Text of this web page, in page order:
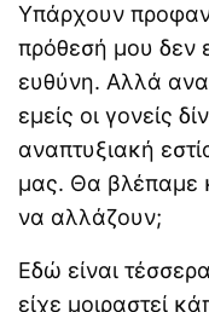
Υπάρχουν
πρόθεσή μου δεν
ευθύνη. Αλλά
εμείς οι γονείς
αναπτυξιακή
μας. Θα βλέπαμε
να αλλάζουν;
Εδώ είναι
είχε μοιραστεί